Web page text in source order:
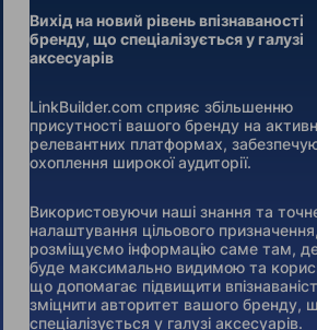
Вихід на новий рівень впізнаваності
бренду, що спеціалізується у галузі
аксесуарів
LinkBuilder.com сприяє збільшенню
присутності вашого бренду на
релевантних платформах,
охоплення широкої аудиторії.
Використовуючи наші знання та
налаштування цільового
розміщуємо інформацію саме там,
буде максимально видимою та
що допомагає підвищити
зміцнити авторитет вашого бренду,
спеціалізується у галузі аксесуарів.